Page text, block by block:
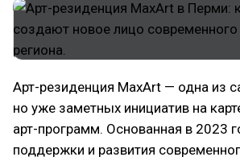
Арт-резиденция MaxArt — одна из
но уже заметных инициатив на
арт-программ. Основанная в 2023
поддержки и развития